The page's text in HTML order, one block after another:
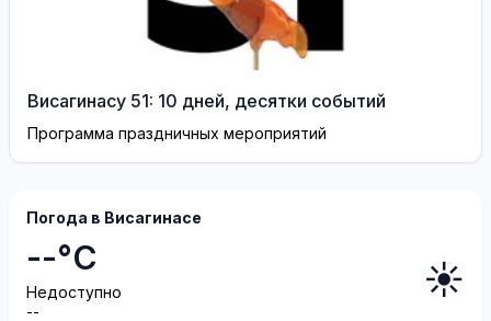
Висагинасу 51: 10 дней, десятки событий
Программа праздничных мероприятий
Погода в Висагинасе
--°C
Недоступно
--
☀️